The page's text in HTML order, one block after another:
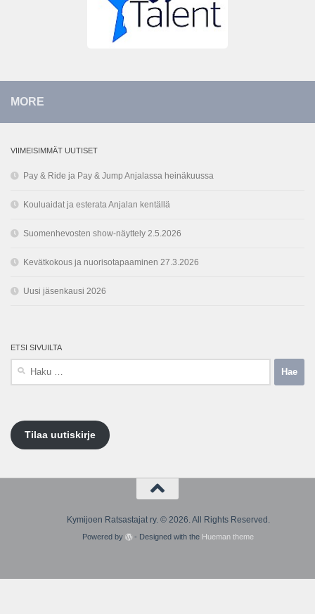
MORE
VIIMEISIMMÄT UUTISET
Pay & Ride ja Pay & Jump Anjalassa heinäkuussa
Kouluaidat ja esterata Anjalan kentällä
Suomenhevosten show-näyttely 2.5.2026
Kevätkokous ja nuorisotapaaminen 27.3.2026
Uusi jäsenkausi 2026
ETSI SIVUILTA
Tilaa uutiskirje
Kymijoen Ratsastajat ry. © 2026. All Rights Reserved.
Powered by - Designed with the Hueman theme